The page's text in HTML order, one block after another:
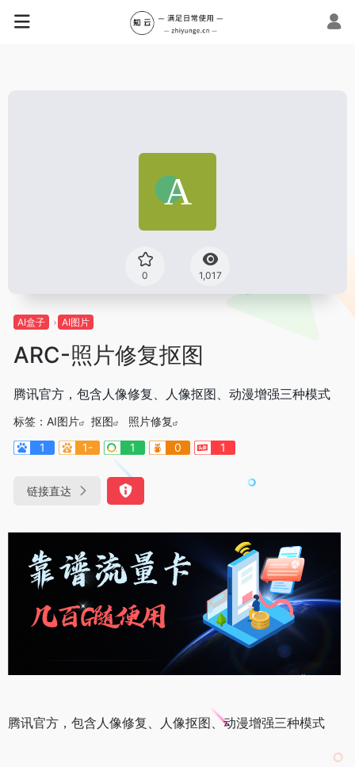
0 1,017
AI盒子 AI图片
ARC-照片修复抠图
腾讯官方，包含人像修复、人像抠图、动漫增强三种模式
标签： AI图片 抠图
照片修复
1
1- 1 0 1
链接直达
腾讯官方，包含人像修复、人像抠图、动漫增强三种模式